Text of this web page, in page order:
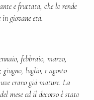
e fruttata, che lo rende
giovane età.
febbraio, marzo,
luglio, e agosto
erano già mature. La
mese ed il decorso è stato